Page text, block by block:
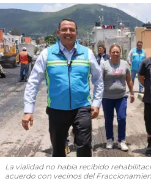
La vialidad no había recibido
acuerdo con vecinos del